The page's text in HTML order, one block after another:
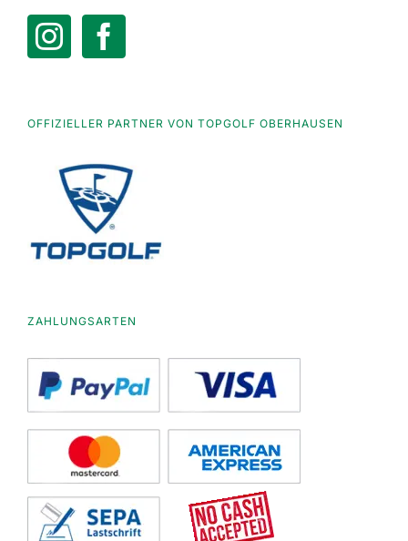
OFFIZIELLER PARTNER VON TOPGOLF OBERHAUSEN
ZAHLUNGSARTEN